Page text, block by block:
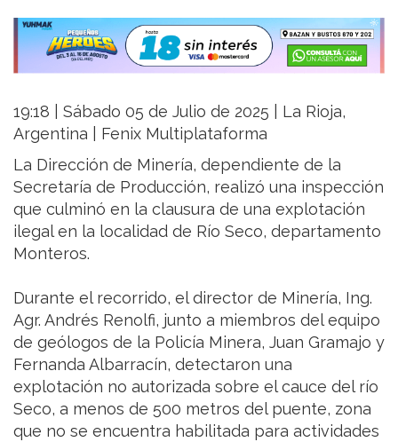
19:18 | Sábado 05 de Julio de 2025 | La Rioja,
Argentina | Fenix Multiplataforma
La Dirección de Minería, dependiente de la
Secretaría de Producción, realizó una inspección
que culminó en la clausura de una explotación
ilegal en la localidad de Río Seco, departamento
Monteros.
Durante el recorrido, el director de Minería, Ing.
Agr. Andrés Renolfi, junto a miembros del equipo
de geólogos de la Policía Minera, Juan Gramajo y
Fernanda Albarracín, detectaron una
explotación no autorizada sobre el cauce del río
Seco, a menos de 500 metros del puente, zona
que no se encuentra habilitada para actividades